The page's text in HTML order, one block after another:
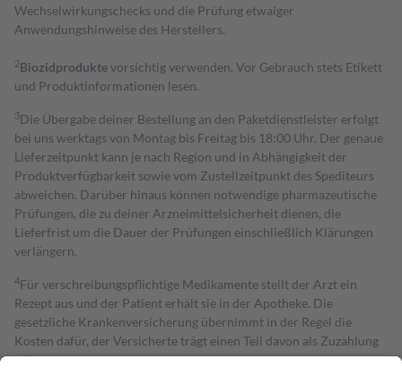
Wechselwirkungschecks und die Prüfung etwaiger
Anwendungshinweise des Herstellers.
2Biozidproduktevorsichtig verwenden. Vor Gebrauch stets Etikett
und Produktinformationen lesen.
3Die Übergabe deiner Bestellung an den Paketdienstleister erfolgt
bei uns werktags von Montag bis Freitag bis 18:00 Uhr. Der genaue
Lieferzeitpunkt kann je nach Region und in Abhängigkeit der
Produktverfügbarkeit sowie vom Zustellzeitpunkt des Spediteurs
abweichen. Darüber hinaus können notwendige pharmazeutische
Prüfungen, die zu deiner Arzneimittelsicherheit dienen, die
Lieferfrist um die Dauer der Prüfungen einschließlich Klärungen
verlängern.
4Für verschreibungspflichtige Medikamente stellt der Arzt ein
Rezept aus und der Patient erhält sie in der Apotheke. Die
gesetzliche Krankenversicherung übernimmt in der Regel die
Kosten dafür, der Versicherte trägt einen Teil davon als Zuzahlung
mit.